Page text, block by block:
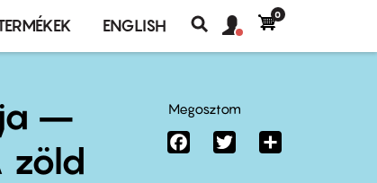
ENGLISH
Keresés
fiók
Felhasználói
0
–
zöld
Megosztom
FacebookTwitter